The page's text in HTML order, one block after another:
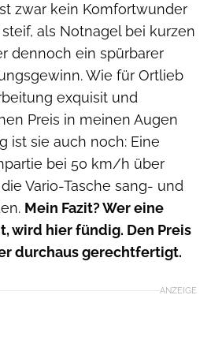
zwar kein Komfortwunder
als Notnagel bei kurzen
dennoch ein spürbarer
Wie für Ortlieb
exquisit und
Preis in meinen Augen
ist sie auch noch: Eine
bei 50 km/h über
Vario-Tasche sang- und
Mein Fazit? Wer eine
wird hier fündig. Den Preis
durchaus gerechtfertigt.
ANZEIGE